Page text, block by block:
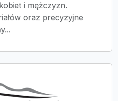
i mężczyzn.
oraz precyzyjne